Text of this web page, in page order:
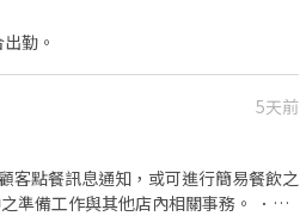
勤。
5天前
客點餐訊息通知，或可進行簡易餐飲之
準備工作與其他店內相關事務。 ．負